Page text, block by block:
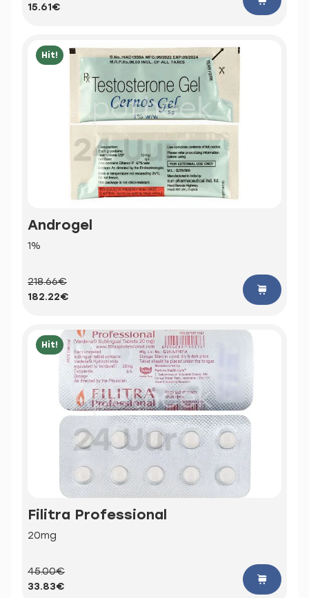
15.61€
Hit!
Androgel
1%
218.66€
182.22€
Hit!
Filitra Professional
20mg
45.00€
33.83€